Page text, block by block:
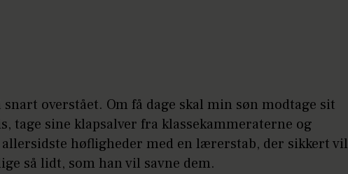
snart overstået. Om få dage skal min søn modtage sit
tage sine klapsalver fra klassekammeraterne og
allersidste høfligheder med en lærerstab, der sikkert vil
så lidt, som han vil savne dem.